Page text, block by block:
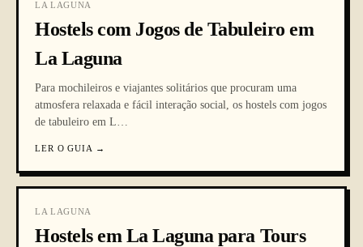
LA LAGUNA
Hostels com Jogos de Tabuleiro em
La Laguna
Para mochileiros e viajantes solitários que procuram uma
atmosfera relaxada e fácil interação social, os hostels com jogos
de tabuleiro em L…
LER O GUIA →
LA LAGUNA
Hostels em La Laguna para Tours